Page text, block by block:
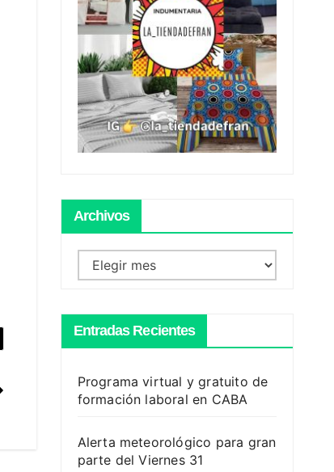
Archivos
Archivos
Entradas Recientes
Programa virtual y gratuito de
formación laboral en CABA
Alerta meteorológico para gran
parte del Viernes 31